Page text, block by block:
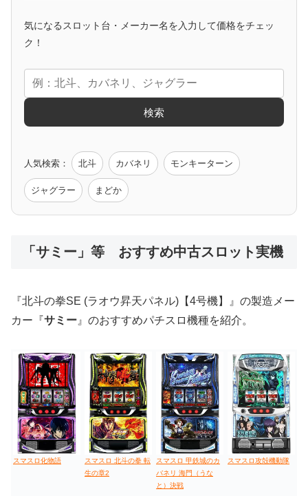
アニメタイアップ
エヴァ コードギアス 化物語 炎炎ノ消防隊
モンハン バイオ ペルソナ
気になるスロット台・メーカー名を入力して価格をチェッ
ク！
検索
人気検索： 北斗 カバネリ モンキーターン
ジャグラー まどか
「サミー」等 おすすめ中古スロット実機
『北斗の拳SE (ラオウ昇天パネル)【4号機】』の製造メー
カー『サミー 』のおすすめパチスロ機種を紹介。
スマスロ化物語
スマスロ 北斗の拳 転
生の章2
スマスロ 甲鉄城のカ
バネリ 海門（うな
と）決戦
スマスロ攻殻機動隊